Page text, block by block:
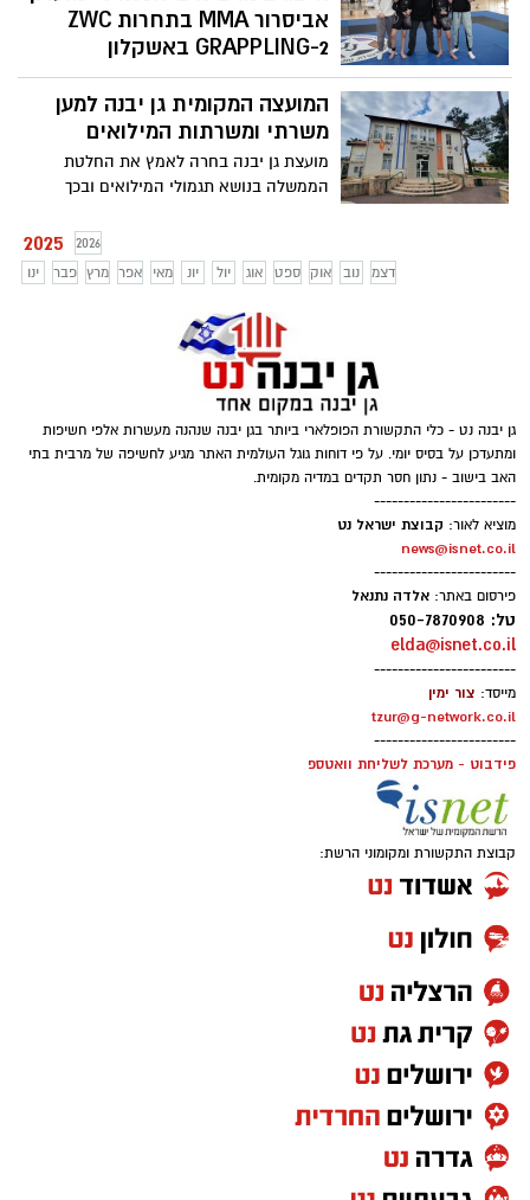
אביסרור MMA בתחרות ZWC
GRAPPLING-2 באשקלון
ביום ראשון האחרון, 29.12, התקיימה באשקלון
תחרות ZWC GRAPPLING-2, אליה הגיעו
מתחרים מכל רחבי הארץ. בין הנציגים
יבנה, שייצגו את היישוב בכבוד רב
המועצה המקומית גן יבנה למען
משרתי ומשרתות המילואים
מועצת גן יבנה בחרה לאמץ את החלטת
הממשלה בנושא תגמולי המילואים ובכך
בארנונה. ההחלטה תועלה לאישור מליאת
המועצה הקרובה, עפ"י הודעתו של אהרון
דרור
2025
2026
ינו
פבר מרץ אפר מאי יונ יול אוג ספט אוק נוב דצמ
גן יבנה נט - כלי התקשורת הפופלארי ביותר בגן יבנה שנהנה מעשרות אלפי חשיפות
ומתעדכן על בסיס יומי. על פי דוחות גוגל העולמית האתר מגיע לחשיפה של מרבית בתי
האב בישוב - נתון חסר תקדים במדיה מקומית.
------------------------
מוציא לאור: קבוצת ישראל נט
news@isnet.co.il
------------------------
פירסום באתר: אלדה נתנאל
טל: 050-7870908
elda@isnet.co.il
------------------------
מייסד: צור ימין
tzur@g-network.co.il
------------------------
פידבוט - מערכת לשליחת וואטספ
קבוצת התקשורת ומקומוני הרשת: